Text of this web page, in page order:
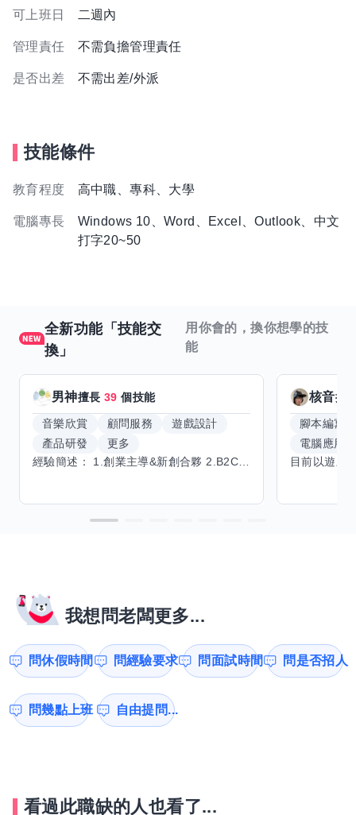
可上班日 二週內
管理責任 不需負擔管理責任
是否出差 不需出差/外派
技能條件
教育程度 高中職、專科、大學
電腦專長
Windows 10、Word、Excel、Outlook、中文
打字20~50
全新功能「技能交
換」
用你會的，換你想學的技
能
男神擅長39 個技能
音樂欣賞 顧問服務
遊戲設計
產品研發
更多
核音擅
腳本編寫
電腦應用
我想問老闆更多...
問休假時間 問經驗要求 問面試時間 問是否招人
問幾點上班 自由提問...
看過此職缺的人也看了...